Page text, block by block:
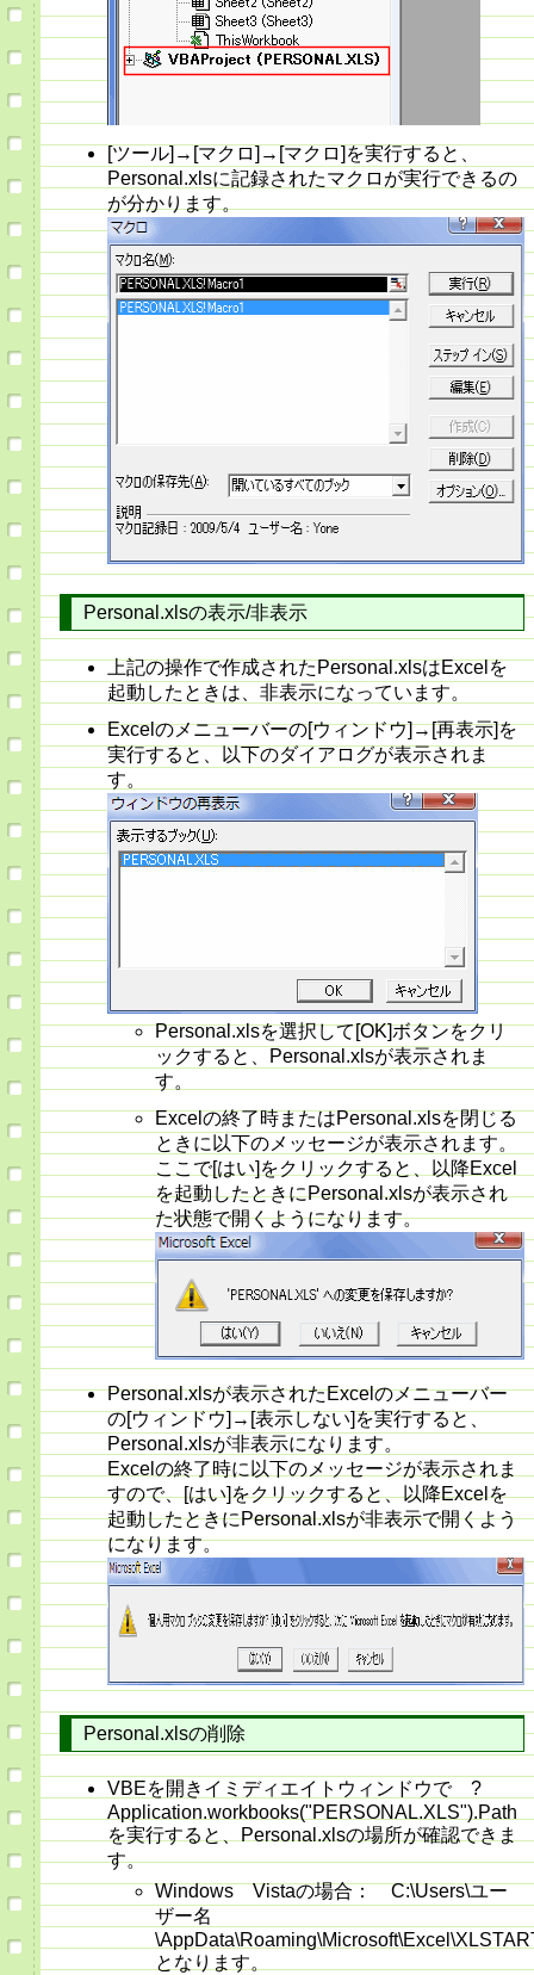
[ツール]→[マクロ]→[マクロ]を実行すると、
Personal.xlsに記録されたマクロが実行できるの
が分かります。
Personal.xlsの表示/非表示
上記の操作で作成されたPersonal.xlsはExcelを
起動したときは、非表示になっています。
Excelのメニューバーの[ウィンドウ]→[再表示]を
実行すると、以下のダイアログが表示されま
す。
Personal.xlsを選択して[OK]ボタンをクリ
ックすると、Personal.xlsが表示されま
す。
Excelの終了時またはPersonal.xlsを閉じる
ときに以下のメッセージが表示されます。
ここで[はい]をクリックすると、以降Excel
を起動したときにPersonal.xlsが表示され
た状態で開くようになります。
Personal.xlsが表示されたExcelのメニューバー
の[ウィンドウ]→[表示しない]を実行すると、
Personal.xlsが非表示になります。
Excelの終了時に以下のメッセージが表示されま
すので、[はい]をクリックすると、以降Excelを
起動したときにPersonal.xlsが非表示で開くよう
になります。
Personal.xlsの削除
VBEを開きイミディエイトウィンドウで ?
を実行すると、Personal.xlsの場所が確認できま
す。
Windows Vistaの場合： C:\Users\ユー
ザー名
となります。